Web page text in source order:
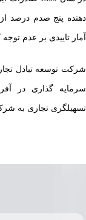
دهنده پنج صدم درصد
آمار تاییدی بر عدم
شرکت توسعه تبادل
سرمایه گذاری در
تسهیلگری تجاری به